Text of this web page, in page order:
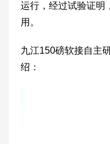
运行，经过试验证明
用。
九江150磅软接自主
绍：